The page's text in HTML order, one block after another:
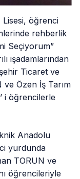
öğrenci
rehberlik
Seçiyorum”
işadamlarından
Ticaret ve
ve Özen İş Tarım
i öğrencilerle
Anadolu
yurdunda
TORUN ve
öğrencileriyle